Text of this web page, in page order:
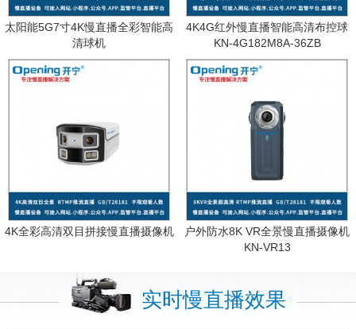
太阳能5G7寸4K慢直播全彩智能高
清球机
4K4G红外慢直播智能高清布控球
KN-4G182M8A-36ZB
4K全彩高清双目拼接慢直播摄像机
户外防水8K VR全景慢直播摄像机
KN-VR13
实时慢直播效果